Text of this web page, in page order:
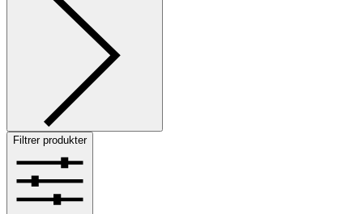
Filtrer produkter